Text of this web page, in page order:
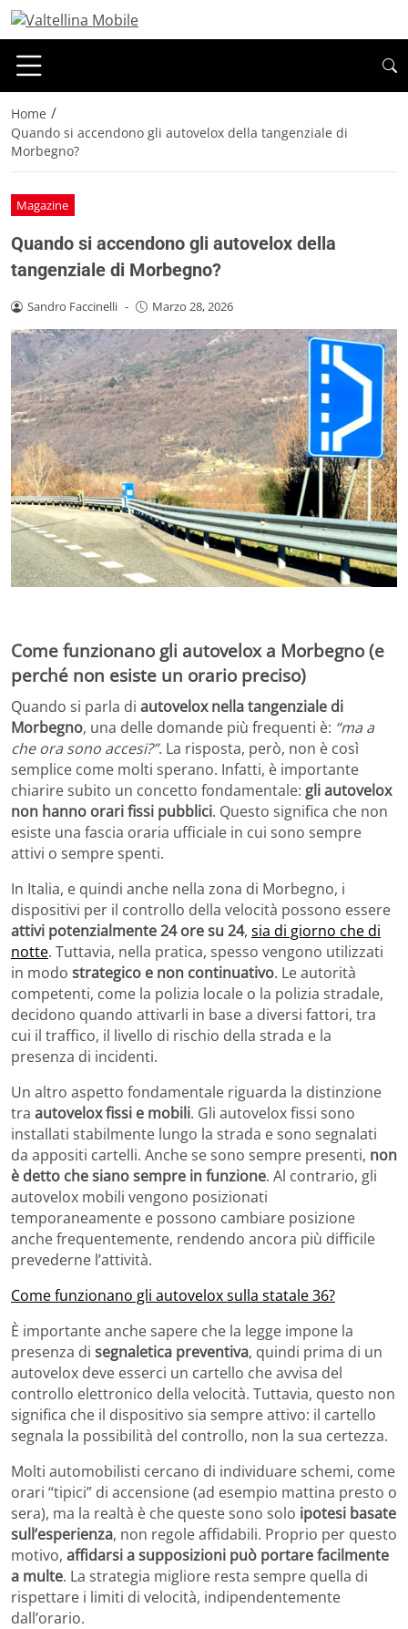
Home /
Quando si accendono gli autovelox della tangenziale di
Morbegno?
Magazine
Quando si accendono gli autovelox della
tangenziale di Morbegno?
Sandro Faccinelli - Marzo 28, 2026
Come funzionano gli autovelox a Morbegno (e
perché non esiste un orario preciso)
Quando si parla di autovelox nella tangenziale di
Morbegno, una delle domande più frequenti è: “ma a
che ora sono accesi?”. La risposta, però, non è così
semplice come molti sperano. Infatti, è importante
chiarire subito un concetto fondamentale: gli autovelox
non hanno orari fissi pubblici. Questo significa che non
esiste una fascia oraria ufficiale in cui sono sempre
attivi o sempre spenti.
In Italia, e quindi anche nella zona di Morbegno, i
dispositivi per il controllo della velocità possono essere
attivi potenzialmente 24 ore su 24, sia di giorno che di
notte. Tuttavia, nella pratica, spesso vengono utilizzati
in modo strategico e non continuativo. Le autorità
competenti, come la polizia locale o la polizia stradale,
decidono quando attivarli in base a diversi fattori, tra
cui il traffico, il livello di rischio della strada e la
presenza di incidenti.
Un altro aspetto fondamentale riguarda la distinzione
tra autovelox fissi e mobili. Gli autovelox fissi sono
installati stabilmente lungo la strada e sono segnalati
da appositi cartelli. Anche se sono sempre presenti, non
è detto che siano sempre in funzione. Al contrario, gli
autovelox mobili vengono posizionati
temporaneamente e possono cambiare posizione
anche frequentemente, rendendo ancora più difficile
prevederne l’attività.
Come funzionano gli autovelox sulla statale 36?
È importante anche sapere che la legge impone la
presenza di segnaletica preventiva, quindi prima di un
autovelox deve esserci un cartello che avvisa del
controllo elettronico della velocità. Tuttavia, questo non
significa che il dispositivo sia sempre attivo: il cartello
segnala la possibilità del controllo, non la sua certezza.
Molti automobilisti cercano di individuare schemi, come
orari “tipici” di accensione (ad esempio mattina presto o
sera), ma la realtà è che queste sono solo ipotesi basate
sull’esperienza, non regole affidabili. Proprio per questo
motivo, affidarsi a supposizioni può portare facilmente
a multe. La strategia migliore resta sempre quella di
rispettare i limiti di velocità, indipendentemente
dall’orario.